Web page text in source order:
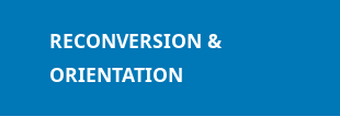
RECONVERSION &
ORIENTATION